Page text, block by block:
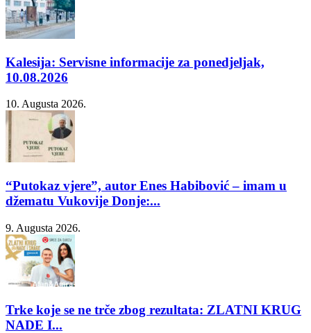
Kalesija: Servisne informacije za ponedjeljak,
10.08.2026
10. Augusta 2026.
“Putokaz vjere”, autor Enes Habibović – imam u
džematu Vukovije Donje:...
9. Augusta 2026.
Trke koje se ne trče zbog rezultata: ZLATNI KRUG
NADE I...